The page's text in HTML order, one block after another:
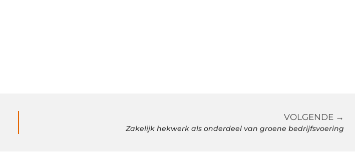
VOLGENDE →
Zakelijk hekwerk als onderdeel van groene bedrijfsvoering